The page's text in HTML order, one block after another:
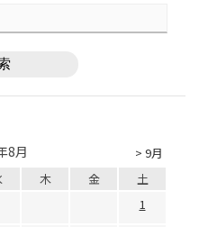
> 9月
8月
木 金
土
1